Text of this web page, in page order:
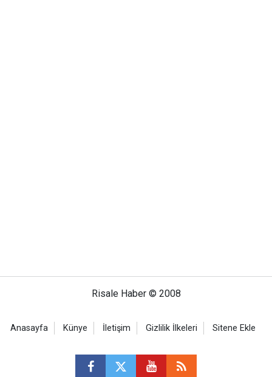
Risale Haber © 2008
Anasayfa Künye İletişim Gizlilik İlkeleri Sitene Ekle